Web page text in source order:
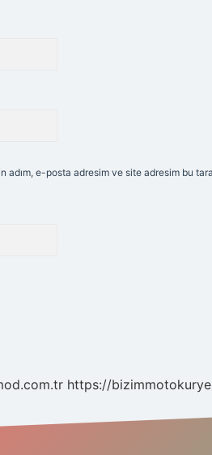
adım, e-posta adresim ve site adresim bu
https://